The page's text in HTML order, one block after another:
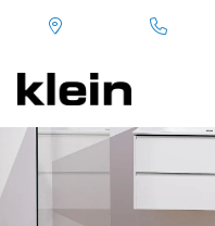
Direkt
zum
Inhalt